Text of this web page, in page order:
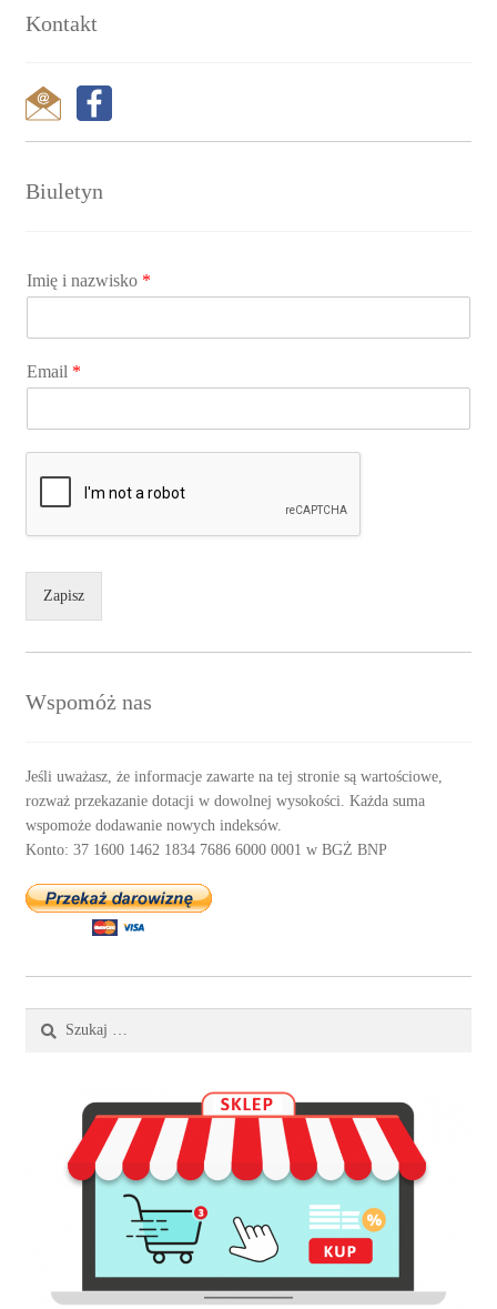
Kontakt
Biuletyn
Imię i nazwisko *
Email *
Zapisz
Wspomóż nas
Jeśli uważasz, że informacje zawarte na tej stronie są wartościowe,
rozważ przekazanie dotacji w dowolnej wysokości. Każda suma
wspomoże dodawanie nowych indeksów.
Konto: 37 1600 1462 1834 7686 6000 0001 w BGŻ BNP